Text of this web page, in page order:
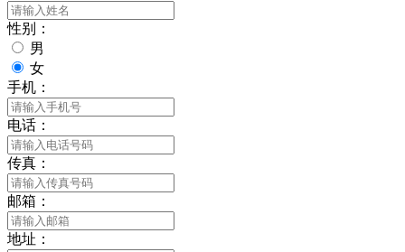
性别：
男
女
手机：
电话：
传真：
邮箱：
地址：